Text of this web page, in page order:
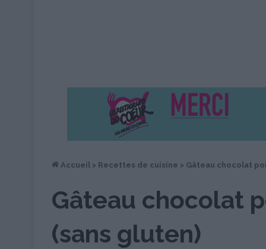
Accueil > Recettes de cuisine > Gâteau chocolat
Gâteau chocolat
(sans gluten)